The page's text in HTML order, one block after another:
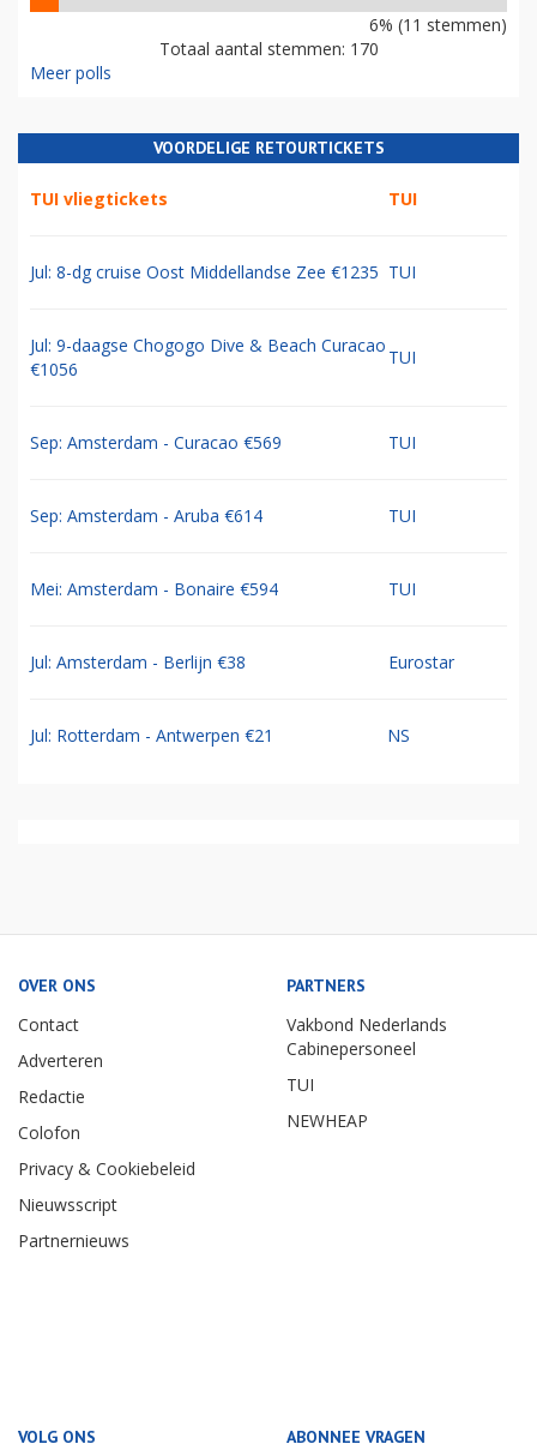
6% (11 stemmen)
Totaal aantal stemmen: 170
Meer polls
VOORDELIGE RETOURTICKETS
TUI vliegtickets TUI
Jul: 8-dg cruise Oost Middellandse Zee €1235 TUI
Jul: 9-daagse Chogogo Dive & Beach Curacao
€1056
TUI
Sep: Amsterdam - Curacao €569 TUI
Sep: Amsterdam - Aruba €614 TUI
Mei: Amsterdam - Bonaire €594 TUI
Jul: Amsterdam - Berlijn €38 Eurostar
Jul: Rotterdam - Antwerpen €21 NS
OVER ONS
Contact
Adverteren
Redactie
Colofon
Privacy & Cookiebeleid
Nieuwsscript
Partnernieuws
PARTNERS
Vakbond Nederlands
Cabinepersoneel
TUI
NEWHEAP
VOLG ONS ABONNEE VRAGEN